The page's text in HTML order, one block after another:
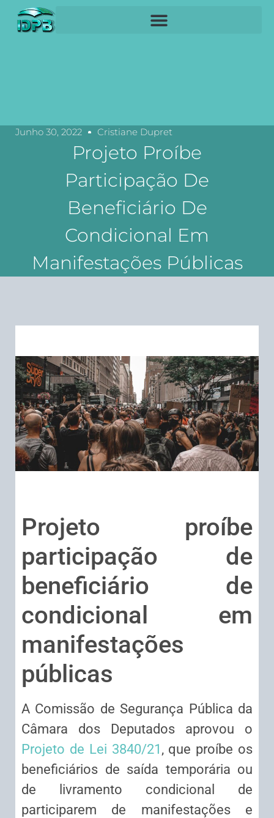
Junho 30, 2022 Cristiane Dupret
Projeto Proíbe
Participação De
Beneficiário De
Condicional Em
Manifestações Públicas
Projeto proíbe
participação de
beneficiário de
condicional em
manifestações
públicas
A Comissão de Segurança Pública da
Câmara dos Deputados aprovou o
Projeto de Lei 3840/21 , que proíbe os
beneficiários de saída temporária ou
de livramento condicional de
participarem de manifestações e